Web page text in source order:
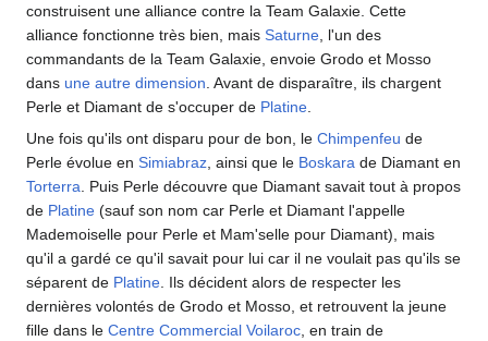
construisent une alliance contre la Team Galaxie. Cette
alliance fonctionne très bien, mais Saturne , l'un des
commandants de la Team Galaxie, envoie Grodo et Mosso
dans une autre dimension . Avant de disparaître, ils chargent
Perle et Diamant de s'occuper de Platine
Une fois qu'ils ont disparu pour de bon, le Chimpenfeu de
Perle évolue en Simiabraz , ainsi que le Boskara de Diamant en
Torterra . Puis Perle découvre que Diamant savait tout à propos
de Platine (sauf son nom car Perle et Diamant l'appelle
Mademoiselle pour Perle et Mam'selle pour Diamant), mais
qu'il a gardé ce qu'il savait pour lui car il ne voulait pas qu'ils se
séparent de Platine . Ils décident alors de respecter les
dernières volontés de Grodo et Mosso, et retrouvent la jeune
fille dans le Centre Commercial Voilaroc , en train de